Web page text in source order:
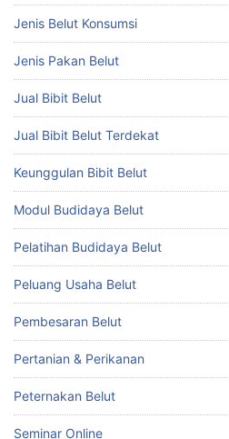
Jenis Belut Konsumsi
Jenis Pakan Belut
Jual Bibit Belut
Jual Bibit Belut Terdekat
Keunggulan Bibit Belut
Modul Budidaya Belut
Pelatihan Budidaya Belut
Peluang Usaha Belut
Pembesaran Belut
Pertanian & Perikanan
Peternakan Belut
Seminar Online